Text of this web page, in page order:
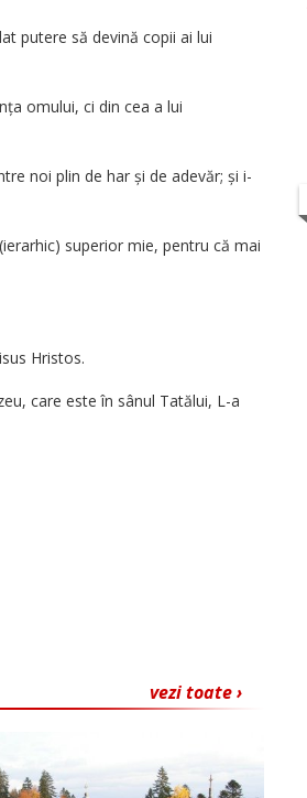
putere să devină copii ai lui
omului, ci din cea a lui
noi plin de har și de adevăr; și i-
superior mie, pentru că mai
Hristos.
care este în sânul Tatălui, L-a
vezi toate ›